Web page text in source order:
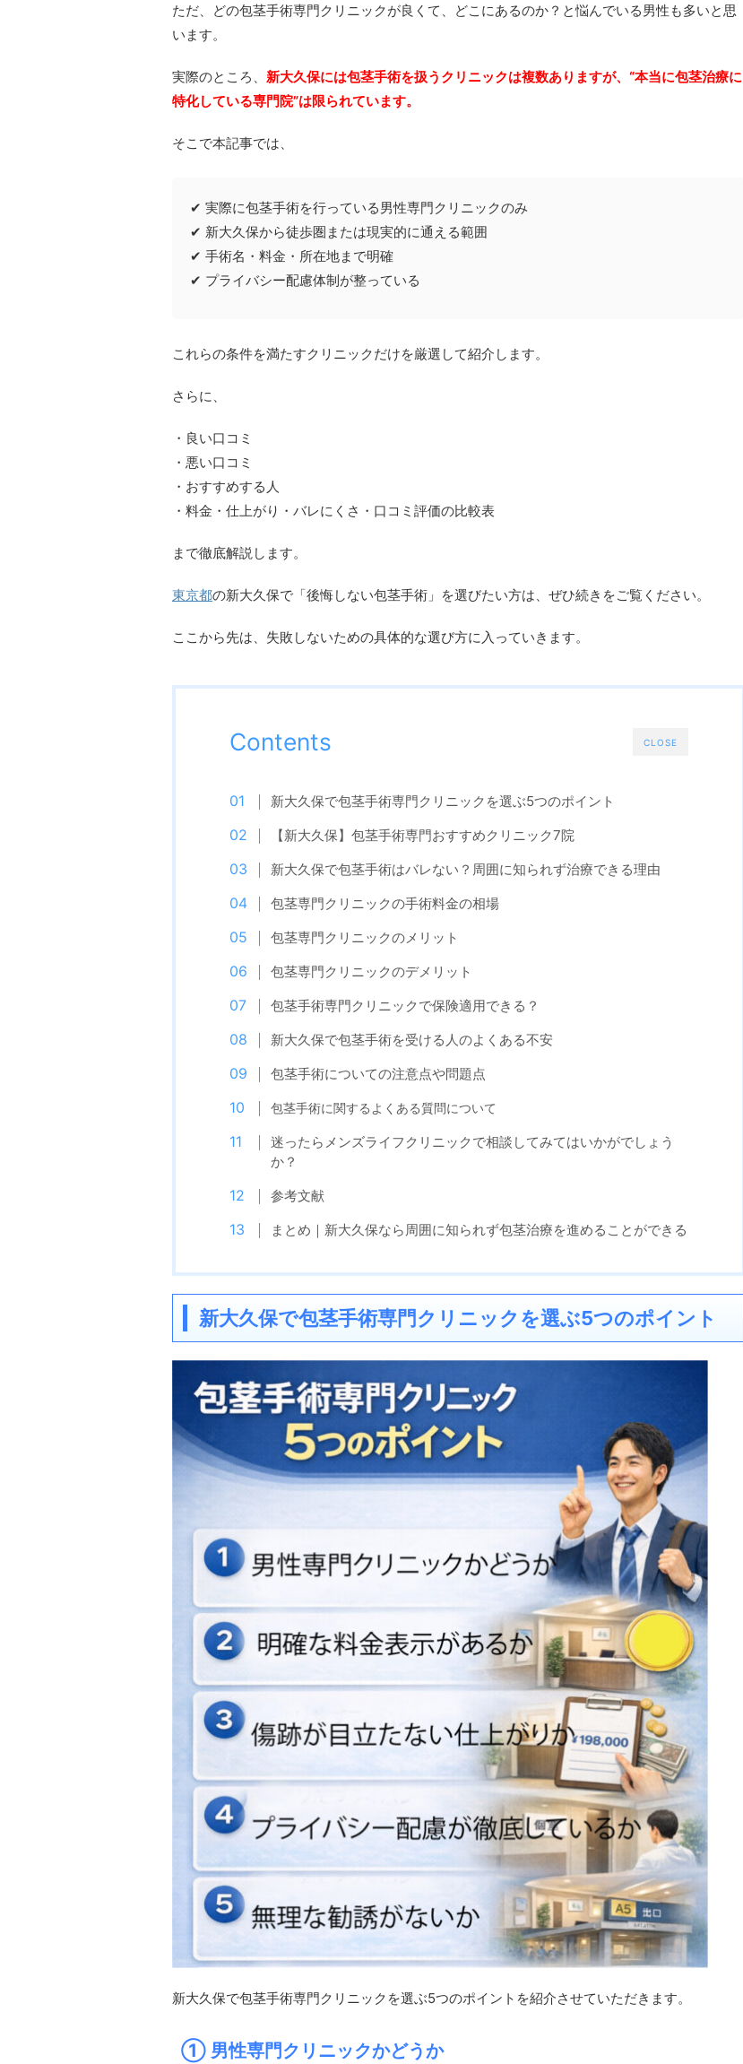
ただ、どの包茎手術専門クリニックが良くて、どこにあるのか？と悩んでいる男性も多いと思
います。
実際のところ、 新大久保には包茎手術を扱うクリニックは複数ありますが、“本当に包茎治療に
特化している専門院”は限られています。
そこで本記事では、
✔ 実際に包茎手術を行っている男性専門クリニックのみ
✔ 新大久保から徒歩圏または現実的に通える範囲
✔ 手術名・料金・所在地まで明確
✔ プライバシー配慮体制が整っている
これらの条件を満たすクリニックだけを厳選して紹介します。
さらに、
・良い口コミ
・悪い口コミ
・おすすめする人
・料金・仕上がり・バレにくさ・口コミ評価の比較表
まで徹底解説します。
東京都の新大久保で「後悔しない包茎手術」を選びたい方は、ぜひ続きをご覧ください。
ここから先は、失敗しないための具体的な選び方に入っていきます。
CLOSE
Contents
新大久保で包茎手術専門クリニックを選ぶ5つのポイント
【新大久保】包茎手術専門おすすめクリニック7院
新大久保で包茎手術はバレない？周囲に知られず治療できる理由
包茎専門クリニックの手術料金の相場
包茎専門クリニックのメリット
包茎専門クリニックのデメリット
包茎手術専門クリニックで保険適用できる？
新大久保で包茎手術を受ける人のよくある不安
包茎手術についての注意点や問題点
包茎手術に関するよくある質問について
迷ったらメンズライフクリニックで相談してみてはいかがでしょう
か？
参考文献
まとめ｜新大久保なら周囲に知られず包茎治療を進めることができる
新大久保で包茎手術専門クリニックを選ぶ5つのポイント
新大久保で包茎手術専門クリニックを選ぶ5つのポイントを紹介させていただきます。
① 男性専門クリニックかどうか